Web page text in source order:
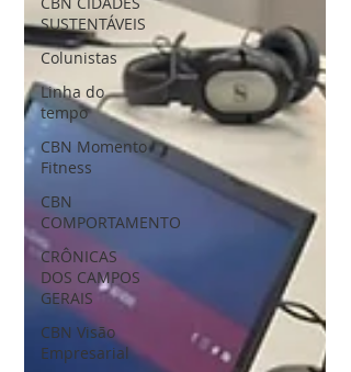
SUSTENTÁVEIS
Colunistas
Linha do
tempo
CBN Momento
Fitness
CBN
COMPORTAMENTO
CRÔNICAS
DOS CAMPOS
GERAIS
CBN Visão
Empresarial